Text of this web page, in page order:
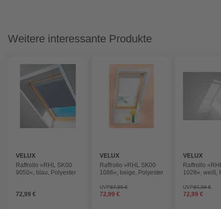
Weitere interessante Produkte
VELUX
Raffrollo »RHL SK00
9050«, blau, Polyester
72,99 €
VELUX
Raffrollo »RHL SK00
1086«, beige, Polyester
UVP87,99 €
72,99 €
VELUX
Raffrollo
1028«, weiß,
UVP87,99 €
72,99 €